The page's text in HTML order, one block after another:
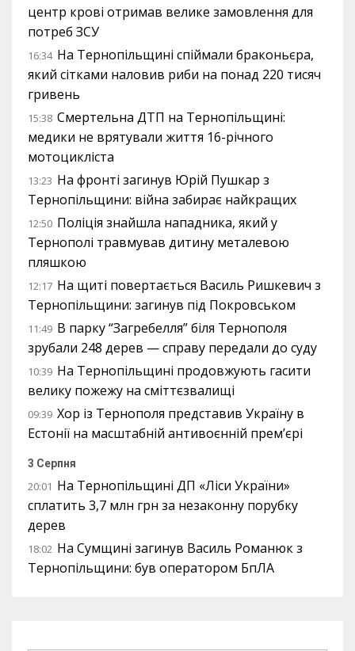
центр крові отримав велике замовлення для
потреб ЗСУ
16:34 На Тернопільщині спіймали браконьєра,
який сітками наловив риби на понад 220 тисяч
гривень
15:38 Смертельна ДТП на Тернопільщині:
медики не врятували життя 16-річного
мотоцикліста
13:23 На фронті загинув Юрій Пушкар з
Тернопільщини: війна забирає найкращих
12:50 Поліція знайшла нападника, який у
Тернополі травмував дитину металевою
пляшкою
12:17 На щиті повертається Василь Ришкевич з
Тернопільщини: загинув під Покровськом
11:49 В парку “Загребелля” біля Тернополя
зрубали 248 дерев — справу передали до суду
10:39 На Тернопільщині продовжують гасити
велику пожежу на сміттєзвалищі
09:39 Хор із Тернополя представив Україну в
Естонії на масштабній антивоєнній прем’єрі
3 Серпня
20:01 На Тернопільщині ДП «Ліси України»
сплатить 3,7 млн грн за незаконну порубку
дерев
18:02 На Сумщині загинув Василь Романюк з
Тернопільщини: був оператором БпЛА